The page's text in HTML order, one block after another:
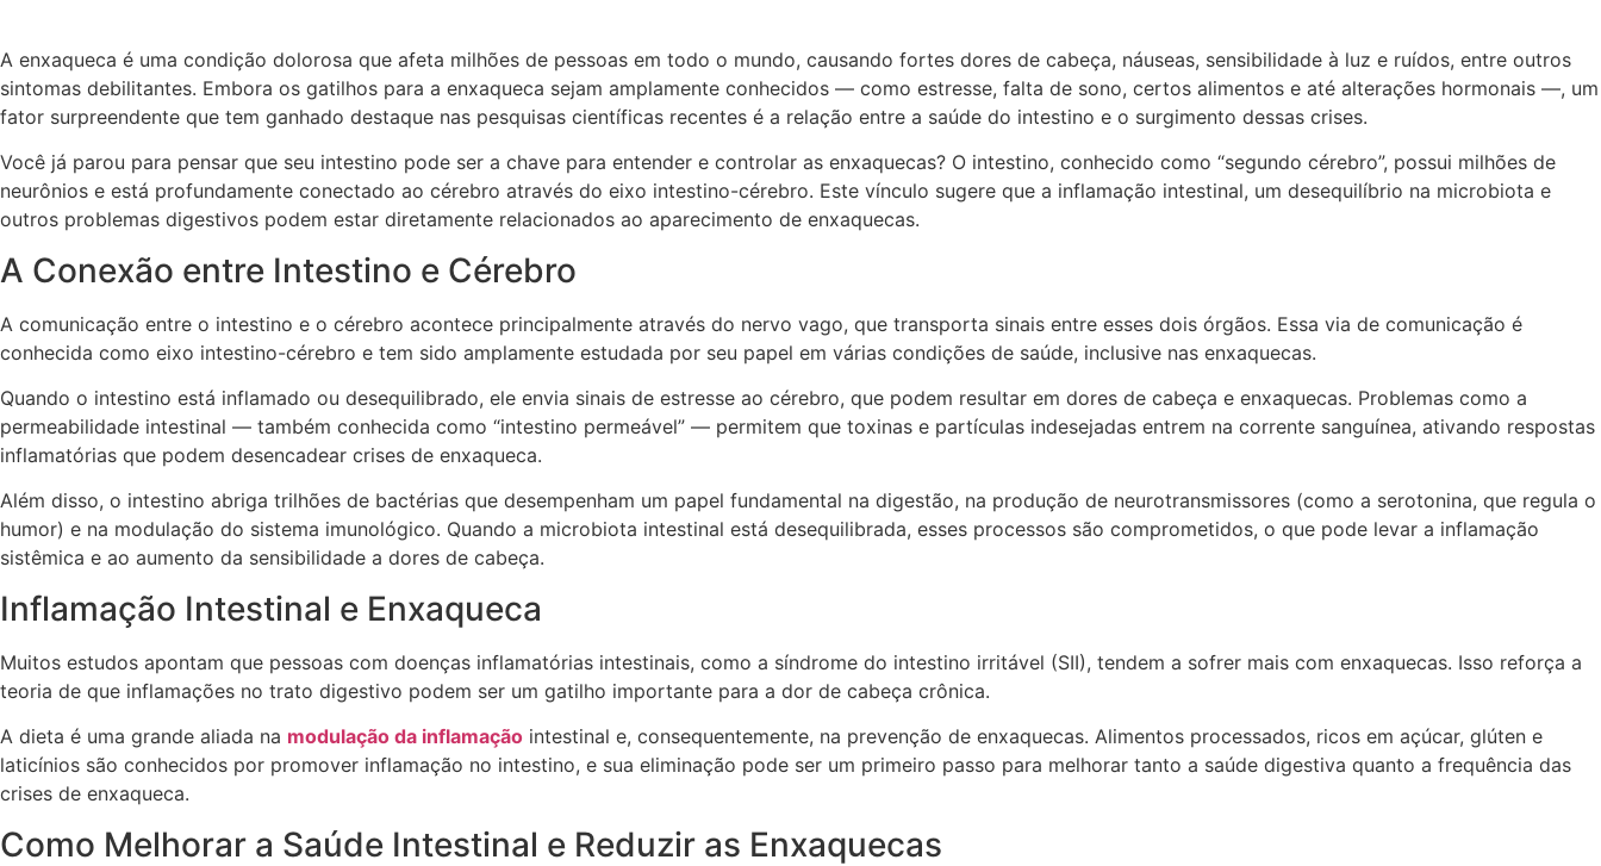
A enxaqueca é uma condição dolorosa que afeta milhões de pessoas em todo o mundo, causando fortes dores de cabeça, náuseas, sensibilidade à luz e ruídos, entre outros
sintomas debilitantes. Embora os gatilhos para a enxaqueca sejam amplamente conhecidos — como estresse, falta de sono, certos alimentos e até alterações hormonais —, um
fator surpreendente que tem ganhado destaque nas pesquisas científicas recentes é a relação entre a saúde do intestino e o surgimento dessas crises.
Você já parou para pensar que seu intestino pode ser a chave para entender e controlar as enxaquecas? O intestino, conhecido como “segundo cérebro”, possui milhões de
neurônios e está profundamente conectado ao cérebro através do eixo intestino-cérebro. Este vínculo sugere que a inflamação intestinal, um desequilíbrio na microbiota e
outros problemas digestivos podem estar diretamente relacionados ao aparecimento de enxaquecas.
A Conexão entre Intestino e Cérebro
A comunicação entre o intestino e o cérebro acontece principalmente através do nervo vago, que transporta sinais entre esses dois órgãos. Essa via de comunicação é
conhecida como eixo intestino-cérebro e tem sido amplamente estudada por seu papel em várias condições de saúde, inclusive nas enxaquecas.
Quando o intestino está inflamado ou desequilibrado, ele envia sinais de estresse ao cérebro, que podem resultar em dores de cabeça e enxaquecas. Problemas como a
permeabilidade intestinal — também conhecida como “intestino permeável” — permitem que toxinas e partículas indesejadas entrem na corrente sanguínea, ativando respostas
inflamatórias que podem desencadear crises de enxaqueca.
Além disso, o intestino abriga trilhões de bactérias que desempenham um papel fundamental na digestão, na produção de neurotransmissores (como a serotonina, que regula o
humor) e na modulação do sistema imunológico. Quando a microbiota intestinal está desequilibrada, esses processos são comprometidos, o que pode levar a inflamação
sistêmica e ao aumento da sensibilidade a dores de cabeça.
Inflamação Intestinal e Enxaqueca
Muitos estudos apontam que pessoas com doenças inflamatórias intestinais, como a síndrome do intestino irritável (SII), tendem a sofrer mais com enxaquecas. Isso reforça a
teoria de que inflamações no trato digestivo podem ser um gatilho importante para a dor de cabeça crônica.
A dieta é uma grande aliada na modulação da inflamação intestinal e, consequentemente, na prevenção de enxaquecas. Alimentos processados, ricos em açúcar, glúten e
laticínios são conhecidos por promover inflamação no intestino, e sua eliminação pode ser um primeiro passo para melhorar tanto a saúde digestiva quanto a frequência das
crises de enxaqueca.
Como Melhorar a Saúde Intestinal e Reduzir as Enxaquecas